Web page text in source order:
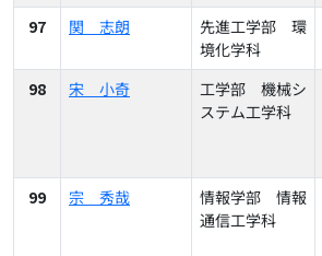
97
関 志朗
先進工学部 環
境化学科
98 宋 小奇
工学部 機械シ
ステム工学科
99 宗 秀哉
情報学部 情報
通信工学科